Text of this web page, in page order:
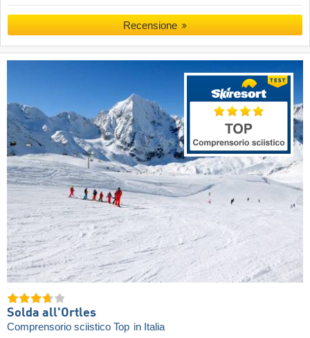
Recensione
Solda all'Ortles
Comprensorio sciistico Top in Italia